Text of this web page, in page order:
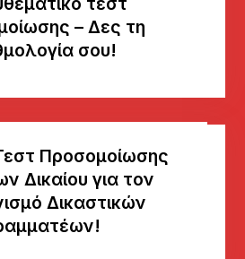
– Δες τη
σου!
Προσομοίωσης
Δικαίου για τον
Δικαστικών